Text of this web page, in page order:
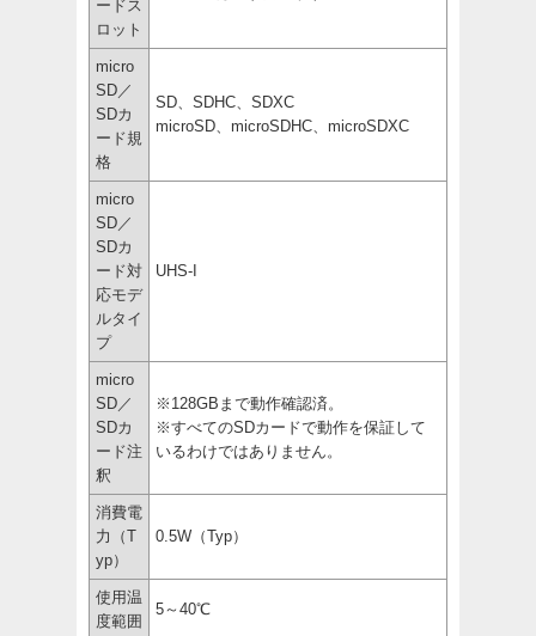
ードス
ロット
micro
SD／
SDカ
ード規
格
SD、SDHC、SDXC
microSD、microSDHC、microSDXC
micro
SD／
SDカ
ード対
応モデ
ルタイ
プ
UHS-I
micro
SD／
SDカ
ード注
釈
※128GBまで動作確認済。
※すべてのSDカードで動作を保証して
いるわけではありません。
消費電
力（T
yp）
0.5W（Typ）
使用温
度範囲
5～40℃